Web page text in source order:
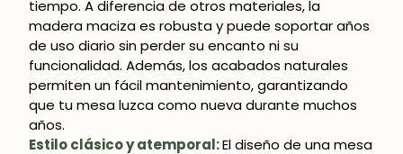
tiempo. A diferencia de otros materiales, la
madera maciza es robusta y puede soportar años
de uso diario sin perder su encanto ni su
funcionalidad. Además, los acabados naturales
permiten un fácil mantenimiento, garantizando
que tu mesa luzca como nueva durante muchos
años.
Estilo clásico y atemporal:El diseño de una mesa